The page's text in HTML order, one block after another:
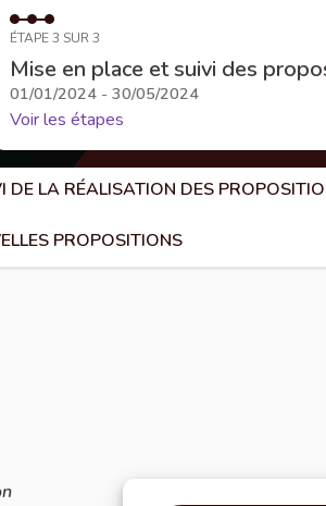
ÉTAPE 3 SUR 3
Mise en place et suivi des
01/01/2024 - 30/05/2024
Voir les étapes
DE LA RÉALISATION DES
PROPOSITIONS